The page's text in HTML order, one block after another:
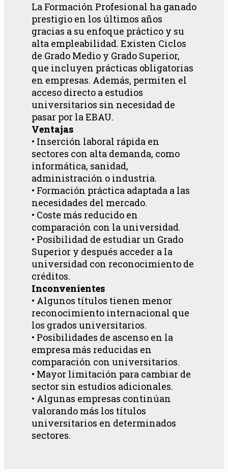
La Formación Profesional ha ganado
prestigio en los últimos años
gracias a su enfoque práctico y su
alta empleabilidad. Existen Ciclos
de Grado Medio y Grado Superior,
que incluyen prácticas obligatorias
en empresas. Además, permiten el
acceso directo a estudios
universitarios sin necesidad de
pasar por la EBAU.
Ventajas
• Inserción laboral rápida en
sectores con alta demanda, como
informática, sanidad,
administración o industria.
• Formación práctica adaptada a las
necesidades del mercado.
• Coste más reducido en
comparación con la universidad.
• Posibilidad de estudiar un Grado
Superior y después acceder a la
universidad con reconocimiento de
créditos.
Inconvenientes
• Algunos títulos tienen menor
reconocimiento internacional que
los grados universitarios.
• Posibilidades de ascenso en la
empresa más reducidas en
comparación con universitarios.
• Mayor limitación para cambiar de
sector sin estudios adicionales.
• Algunas empresas continúan
valorando más los títulos
universitarios en determinados
sectores.